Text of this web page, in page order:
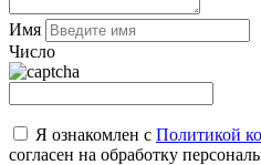
Имя
Число
Я ознакомлен с Политикой
согласен на обработку